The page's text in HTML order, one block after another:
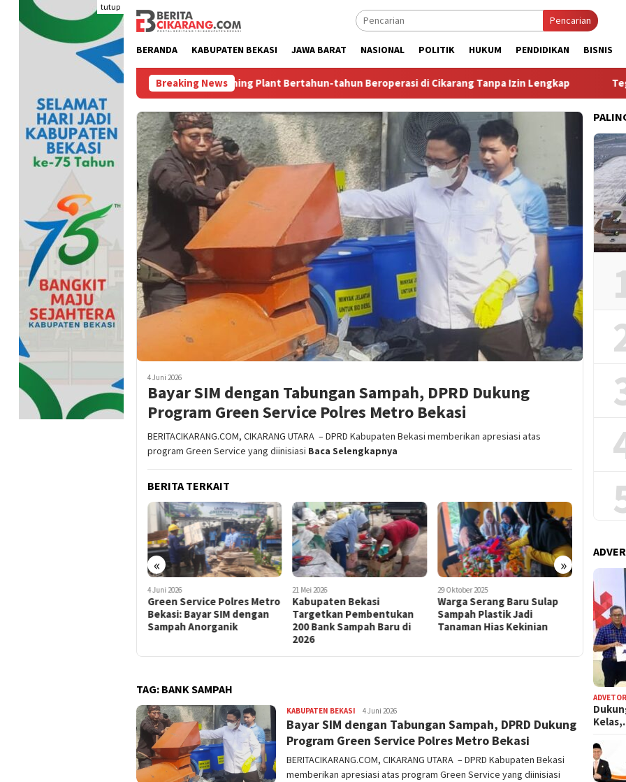
tutup
Pencarian
BERANDA KABUPATEN BEKASI JAWA BARAT NASIONAL POLITIK HUKUM PENDIDIKAN BISNIS
Breaking News
Bikin Polusi Debu, Lima Batching Plant Bertahun-tahun Beroperasi di Cikarang Tanpa Izin Lengkap Tegal Danas Darurat
4 Juni 2026
Bayar SIM dengan Tabungan Sampah, DPRD Dukung
Program Green Service Polres Metro Bekasi
BERITACIKARANG.COM, CIKARANG UTARA – DPRD Kabupaten Bekasi memberikan apresiasi atas
program Green Service yang diinisiasi Baca Selengkapnya
BERITA TERKAIT
« »
21 Mei 2026
Kabupaten Bekasi
Targetkan Pembentukan
200 Bank Sampah Baru di
29 Oktober 2025
Warga Serang Baru Sulap
Sampah Plastik Jadi
Tanaman Hias Kekinian
13 Oktober 2025
Dewan Dorong Perbaikan
Infrastruktur Pengelolaan
Sampah PT Xaviera Global
4 Juni 2026
Green
Bekasi:
TAG: BANK SAMPAH
KABUPATEN BEKASI admin
4 Juni 2026
Bayar SIM dengan Tabungan Sampah, DPRD Dukung
Program Green Service Polres Metro Bekasi
BERITACIKARANG.COM, CIKARANG UTARA – DPRD Kabupaten Bekasi
memberikan apresiasi atas program Green Service yang diinisiasi